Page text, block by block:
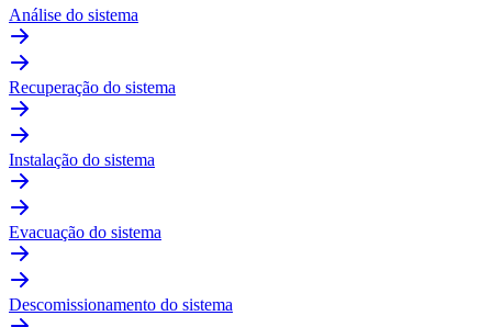
Análise do sistema
Recuperação do sistema
Instalação do sistema
Evacuação do sistema
Descomissionamento do sistema